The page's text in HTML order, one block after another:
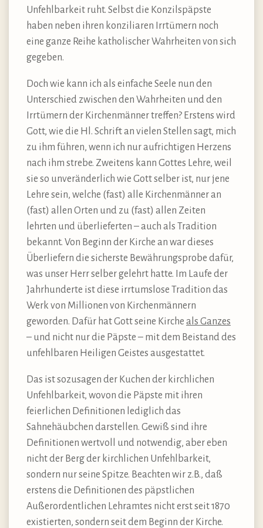
Unfehlbarkeit ruht. Selbst die Konzilspäpste
haben neben ihren konziliaren Irrtümern noch
eine ganze Reihe katholischer Wahrheiten von sich
gegeben.
Doch wie kann ich als einfache Seele nun den
Unterschied zwischen den Wahrheiten und den
Irrtümern der Kirchenmänner treffen? Erstens wird
Gott, wie die Hl. Schrift an vielen Stellen sagt, mich
zu ihm führen, wenn ich nur aufrichtigen Herzens
nach ihm strebe. Zweitens kann Gottes Lehre, weil
sie so unveränderlich wie Gott selber ist, nur jene
Lehre sein, welche (fast) alle Kirchenmänner an
(fast) allen Orten und zu (fast) allen Zeiten
lehrten und überlieferten – auch als Tradition
bekannt. Von Beginn der Kirche an war dieses
Überliefern die sicherste Bewährungsprobe dafür,
was unser Herr selber gelehrt hatte. Im Laufe der
Jahrhunderte ist diese irrtumslose Tradition das
Werk von Millionen von Kirchenmännern
geworden. Dafür hat Gott seine Kirche als Ganzes
– und nicht nur die Päpste – mit dem Beistand des
unfehlbaren Heiligen Geistes ausgestattet.
Das ist sozusagen der Kuchen der kirchlichen
Unfehlbarkeit, wovon die Päpste mit ihren
feierlichen Definitionen lediglich das
Sahnehäubchen darstellen. Gewiß sind ihre
Definitionen wertvoll und notwendig, aber eben
nicht der Berg der kirchlichen Unfehlbarkeit,
sondern nur seine Spitze. Beachten wir z.B., daß
erstens die Definitionen des päpstlichen
Außerordentlichen Lehramtes nicht erst seit 1870
existierten, sondern seit dem Beginn der Kirche.